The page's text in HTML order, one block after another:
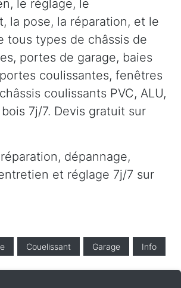
le réglage, le
la pose, la réparation, et le
tous types de châssis de
portes de garage, baies
coulissantes, fenêtres
coulissants PVC, ALU,
7j/7. Devis gratuit sur
dépannage,
et réglage 7j/7 sur
Couelissant Garage Info